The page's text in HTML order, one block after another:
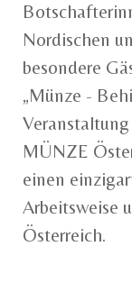
Nordischen
besondere
„Münze -
MÜNZE
einen
Arbeitsweise
Österreich.